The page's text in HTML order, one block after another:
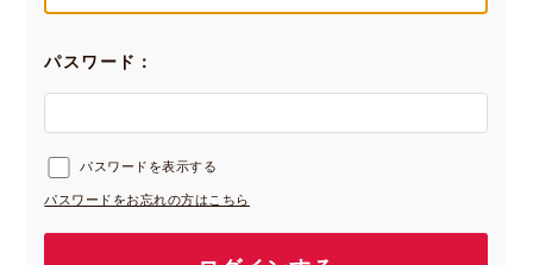
パスワード：
パスワードを表示する
パスワードをお忘れの方はこちら